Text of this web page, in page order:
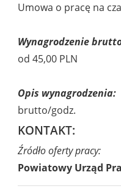
Umowa o pracę na
Wynagrodzenie
od 45,00 PLN
Opis wynagrodzenia:
brutto/godz.
KONTAKT:
Źródło oferty pracy:
Powiatowy Urząd